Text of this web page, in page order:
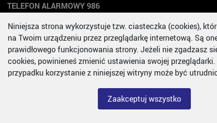
Niniejsza strona wykorzystuje tzw. ciasteczka (cookies),
na Twoim urządzeniu przez przeglądarkę internetową. Są
prawidłowego funkcjonowania strony. Jeżeli nie zgadzasz
cookies, powinieneś zmienić ustawienia swojej
przypadku korzystanie z niniejszej witryny może być
Zaakceptuj wszystko
TELEFON ALARMOWY 986
DYŻURNY - wew. 100
SEKRETARIAT - wew. 102
Formularz zgłoszeniowy
Deklaracja dostępności